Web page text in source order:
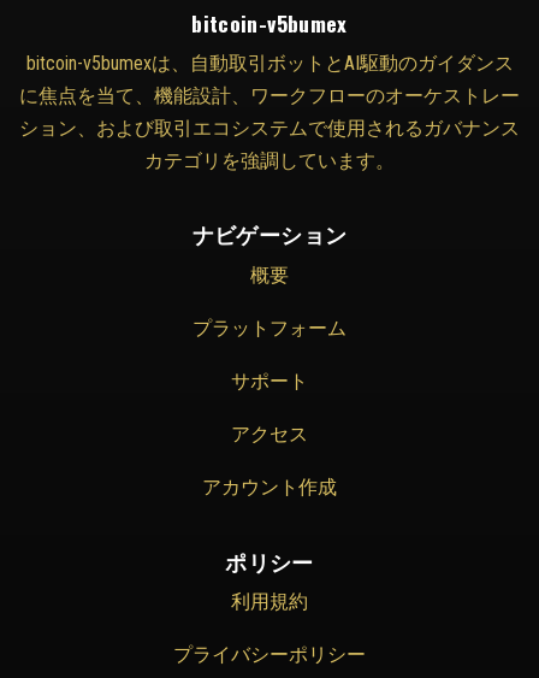
bitcoin-v5bumex
bitcoin-v5bumexは、自動取引ボットとAI駆動のガイダンス
に焦点を当て、機能設計、ワークフローのオーケストレー
ション、および取引エコシステムで使用されるガバナンス
カテゴリを強調しています。
ナビゲーション
概要
プラットフォーム
サポート
アクセス
アカウント作成
ポリシー
利用規約
プライバシーポリシー